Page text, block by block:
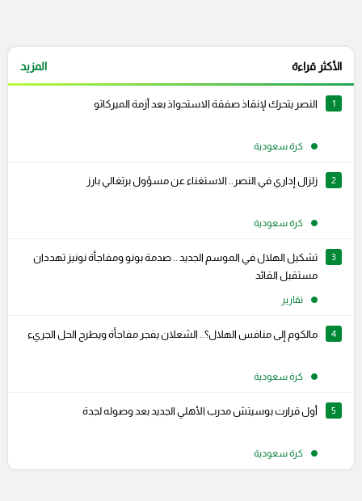
الأكثر قراءة المزيد
1 النصر يتحرك لإنقاذ صفقة الاستحواذ بعد أزمة الميركاتو
كرة سعودية
2 زلزال إداري في النصر.. الاستغناء عن مسؤول برتغالي بارز
كرة سعودية
3
تشكيل الهلال في الموسم الجديد .. صدمة بونو ومفاجأة نونيز تهددان
مستقبل القائد
تقارير
4 مالكوم إلى منافس الهلال؟.. الشعلان يفجر مفاجأة ويطرح الحل الجريء
كرة سعودية
5 أول قرارت بوسيتش مدرب الأهلي الجديد بعد وصوله لجدة
كرة سعودية